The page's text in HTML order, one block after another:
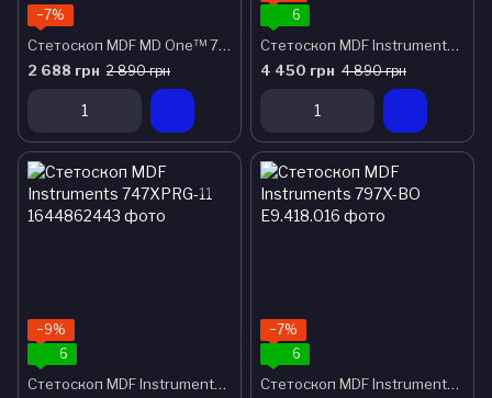
−7%
Стетоскоп MDF MD One™ 777 всі кольори
2 688 грн 2 890 грн
6
Стетоскоп MDF Instruments 797 всі кольори
4 450 грн 4 890 грн
−9%
6
Стетоскоп MDF Instruments 747XPRG-11
−7%
6
Стетоскоп MDF Instruments 797X-ВО